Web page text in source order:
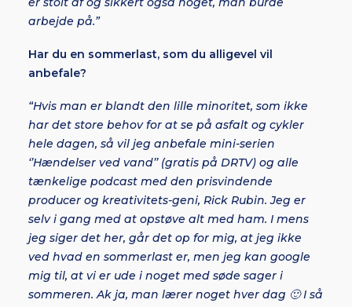
arbejde på.”
Har du en sommerlast, som du alligevel vil
anbefale?
“Hvis man er blandt den lille minoritet, som ikke
har det store behov for at se på asfalt og cykler
hele dagen, så vil jeg anbefale mini-serien
‘’Hændelser ved vand’’ (gratis på DRTV) og alle
tænkelige podcast med den prisvindende
producer og kreativitets-geni, Rick Rubin. Jeg er
selv i gang med at opstøve alt med ham. I mens
jeg siger det her, går det op for mig, at jeg ikke
ved hvad en sommerlast er, men jeg kan google
mig til, at vi er ude i noget med søde sager i
sommeren. Ak ja, man lærer noget hver dag 🙂 I så